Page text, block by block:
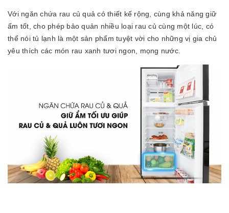
Với ngăn chứa rau củ quả có thiết kế rộng, cùng khả năng giữ
ấm tốt, cho phép bảo quản nhiều loại rau củ cùng một lúc, có
thể nói tủ lạnh là một sản phẩm tuyệt vời cho những vị gia chủ
yêu thích các món rau xanh tươi ngon, mọng nước.